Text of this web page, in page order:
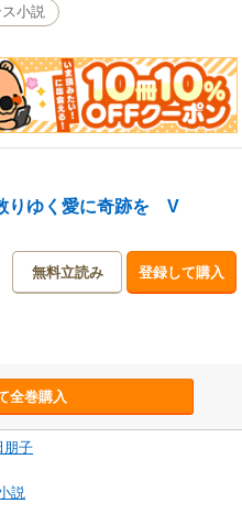
よりほかないと、マギーは離婚届
たことに気がついたのは、その数
気ミニシリーズ〈キング家の花
ーの兄、ジャスティスの物語で
小説
りゆく愛に奇跡を V
無料立読み 登録して購入
全巻購入
朋子
説